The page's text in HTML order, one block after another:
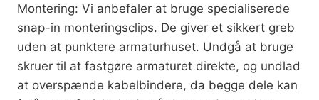
Montering: Vi anbefaler at bruge specialiserede
snap-in monteringsclips. De giver et sikkert greb
uden at punktere armaturhuset. Undgå at bruge
skruer til at fastgøre armaturet direkte, og undlad
at overspænde kabelbindere, da begge dele kan